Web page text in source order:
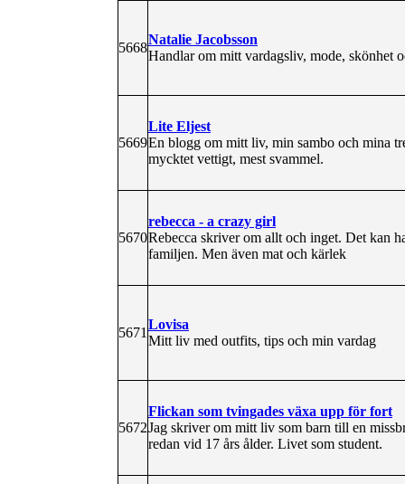
5668
Natalie Jacobsson
Handlar om mitt vardagsliv, mode, skönhet
5669
Lite Eljest
En blogg om mitt liv, min sambo och mina
mycktet vettigt, mest svammel.
5670
rebecca - a crazy girl
Rebecca skriver om allt och inget. Det kan
familjen. Men även mat och kärlek
5671
Lovisa
Mitt liv med outfits, tips och min vardag
5672
Flickan som tvingades växa upp för fort
Jag skriver om mitt liv som barn till en
redan vid 17 års ålder. Livet som student.